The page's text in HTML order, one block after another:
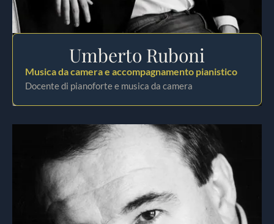
Umberto Ruboni
Musica da camera e accompagnamento pianistico
Docente di pianoforte e musica da camera